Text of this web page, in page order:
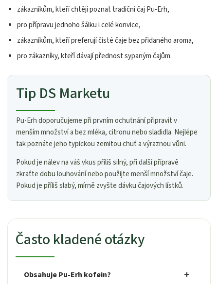
zákazníkům, kteří chtějí poznat tradiční čaj Pu-Erh,
pro přípravu jednoho šálku i celé konvice,
zákazníkům, kteří preferují čisté čaje bez přidaného aroma,
pro zákazníky, kteří dávají přednost sypaným čajům.
Tip DS Marketu
Pu-Erh doporučujeme při prvním ochutnání připravit v
menším množství a bez mléka, citronu nebo sladidla. Nejlépe
tak poznáte jeho typickou zemitou chuť a výraznou vůni.
Pokud je nálev na váš vkus příliš silný, při další přípravě
zkraťte dobu louhování nebo použijte menší množství čaje.
Pokud je příliš slabý, mírně zvyšte dávku čajových lístků.
Často kladené otázky
Obsahuje Pu-Erh kofein?